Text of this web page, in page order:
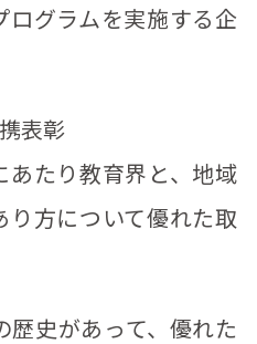
グラムを実施する企
表彰
あたり教育界と、地域
方について優れた取
史があって、優れた